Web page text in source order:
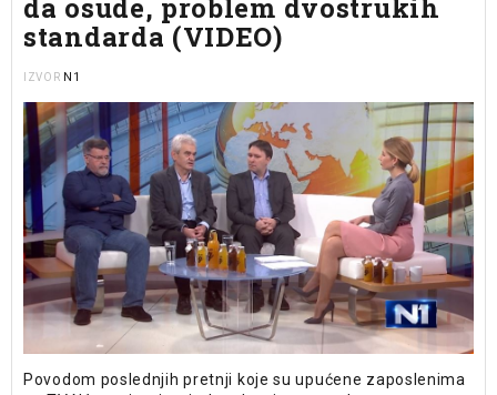
da osude, problem dvostrukih
standarda (VIDEO)
IZVOR N1
Povodom poslednjih pretnji koje su upućene zaposlenima